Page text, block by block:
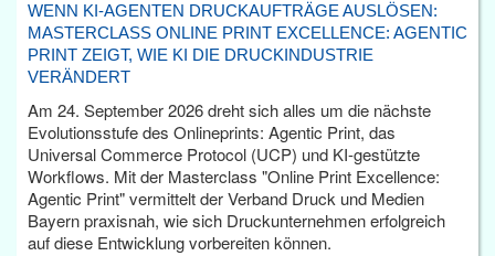
WENN KI-AGENTEN DRUCKAUFTRÄGE AUSLÖSEN:
MASTERCLASS ONLINE PRINT EXCELLENCE: AGENTIC
PRINT ZEIGT, WIE KI DIE DRUCKINDUSTRIE
VERÄNDERT
Am 24. September 2026 dreht sich alles um die nächste
Evolutionsstufe des Onlineprints: Agentic Print, das
Universal Commerce Protocol (UCP) und KI-gestützte
Workflows. Mit der Masterclass "Online Print Excellence:
Agentic Print" vermittelt der Verband Druck und Medien
Bayern praxisnah, wie sich Druckunternehmen erfolgreich
auf diese Entwicklung vorbereiten können.